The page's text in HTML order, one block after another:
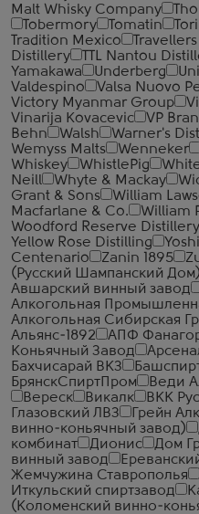
Malt Whisky Company
Tobermory
Tomatin
Tradition Mexico
Distillery
TTL Nantou
Yamakawa
Underberg
Valdespino
Valsa Nuovo
Victory Myanmar Group
Vinarija Kovacevic
VP
Behn
Walsh Warner's
Wemyss Malts
Wenneker
Whiskey
WhistlePig
Neill
Whyte & Mackay
Grant & Sons
William
Macfarlane & Co.
William
Woodford Reserve Distillery
Yellow Rose Distilling
Centenario
Zanin 1895
(Русский Шампанский Дом)
Авшарский винный завод
Алкогольная
Алкогольная Сибирская
Альянс-1892
АПФ
Коньячный Завод
Бахчисарай ВКЗ
БрянскСпиртПром
Веди
Вереск
Викалк ВКК
Глазовский ЛВЗ
Грейн
винно-коньячный завод)
комбинат
Дионис Дом
винный завод
Жемчужина Ставрополья
Иткульский спиртзавод
(Коломенский винно-